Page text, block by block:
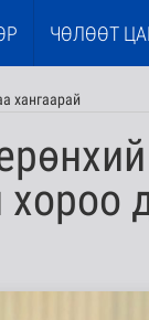
ЧӨЛӨӨТ
хангаарай
хороо